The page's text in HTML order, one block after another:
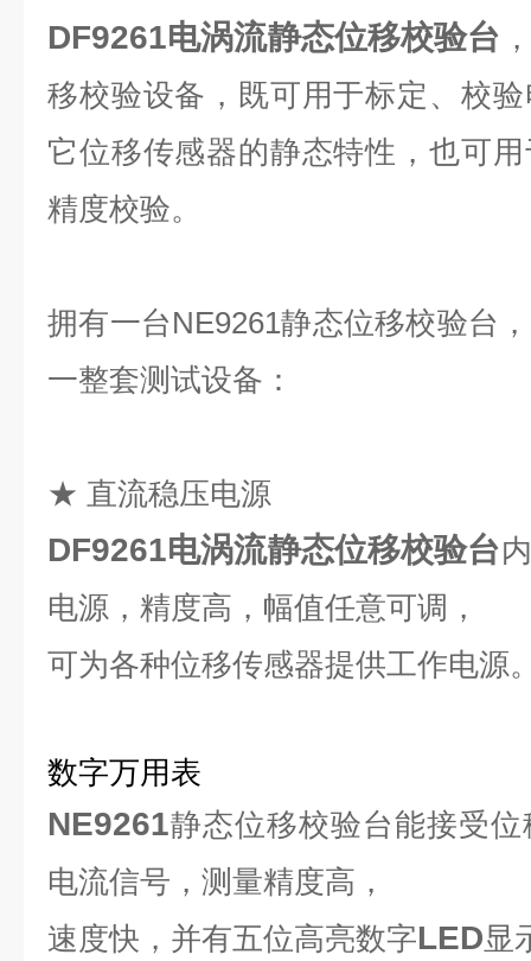
DF9261电涡流静态位移校验台
移校验设备，既可用于标定、校
它位移传感器的静态特性，也可
精度校验。
拥有一台NE9261静态位移校验台
一整套测试设备：
★ 直流稳压电源
DF9261电涡流静态位移校验台
电源， 精度高，幅值任意可调，
可为各种位移传感器提供工作电源
数字万用表
NE9261静态位移校验台能接受
电流信号，测量精度高，
速度快，并有五位高亮数字LED显